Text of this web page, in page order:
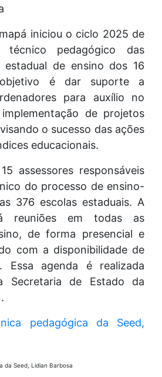
iniciou o ciclo 2025 de
técnico pedagógico das
estadual de ensino dos 16
é dar suporte a
para auxílio no
de projetos
o sucesso das ações
educacionais.
assessores responsáveis
do processo de ensino-
376 escolas estaduais. A
reuniões em todas as
de forma presencial e
com a disponibilidade de
Essa agenda é realizada
Secretaria de Estado da
da Seed, Lidian Barbosa